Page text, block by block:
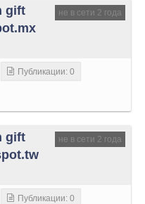
не в сети 2 года
gift
Публикации: 0
не в сети 2 года
gift
Публикации: 0